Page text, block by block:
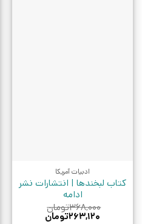
ادبیات آمریکا
کتاب لبخندها | انتشارات نشر
ادامه
۳۶۸,۰۰۰تومان
قیمت
۲۶۳,۱۲۰تومان